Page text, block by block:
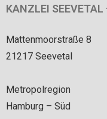
KANZLEI
Mattenmoorstraße 8
21217 Seevetal
Metropolregion
Hamburg – Süd